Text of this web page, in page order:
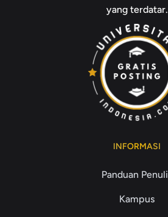
yang terdatar.
INFORMASI
Panduan
Kampus